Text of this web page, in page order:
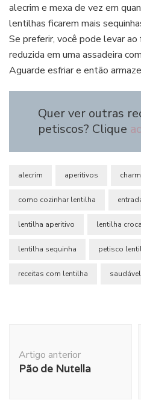
alecrim e mexa de vez em
lentilhas ficarem mais
Se preferir, você pode levar
reduzida em uma assadeira
Aguarde esfriar e então
Quer ver outras
petiscos? Clique
alecrim aperitivos
como cozinhar lentilha
lentilha aperitivo lentilha
lentilha sequinha petisco
receitas com lentilha saudável
post
Artigo anterior
Pão de Nutella